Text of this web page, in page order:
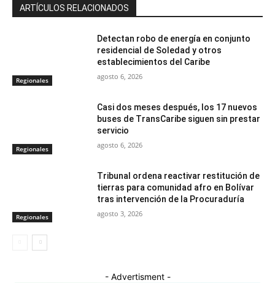
ARTÍCULOS RELACIONADOS
Regionales
Detectan robo de energía en conjunto
residencial de Soledad y otros
establecimientos del Caribe
agosto 6, 2026
Regionales
Casi dos meses después, los 17 nuevos
buses de TransCaribe siguen sin prestar
servicio
agosto 6, 2026
Regionales
Tribunal ordena reactivar restitución de
tierras para comunidad afro en Bolívar
tras intervención de la Procuraduría
agosto 3, 2026
- Advertisment -